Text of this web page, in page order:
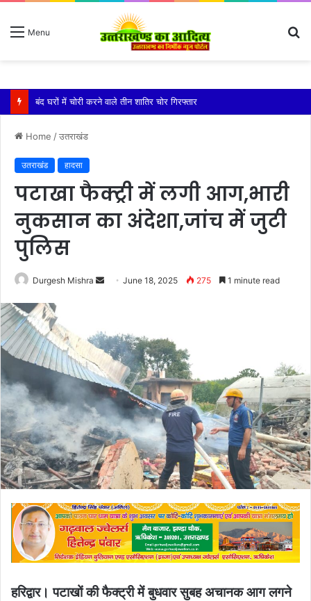
Menu
बारिश ने बढ़ाई दहशत, दरकने लगी जमीन, 10 परिवारों ने छोड़े घर
Home /उतराखंड
उतराखंड हादसा
पटाखा फैक्ट्री में लगी आग,भारी
नुकसान का अंदेशा,जांच में जुटी
पुलिस
Durgesh Mishra
Send June 18, 2025 275 1 minute read
हरिद्वार। पटाखों की फैक्ट्री में बुधवार सुबह अचानक आग लगने